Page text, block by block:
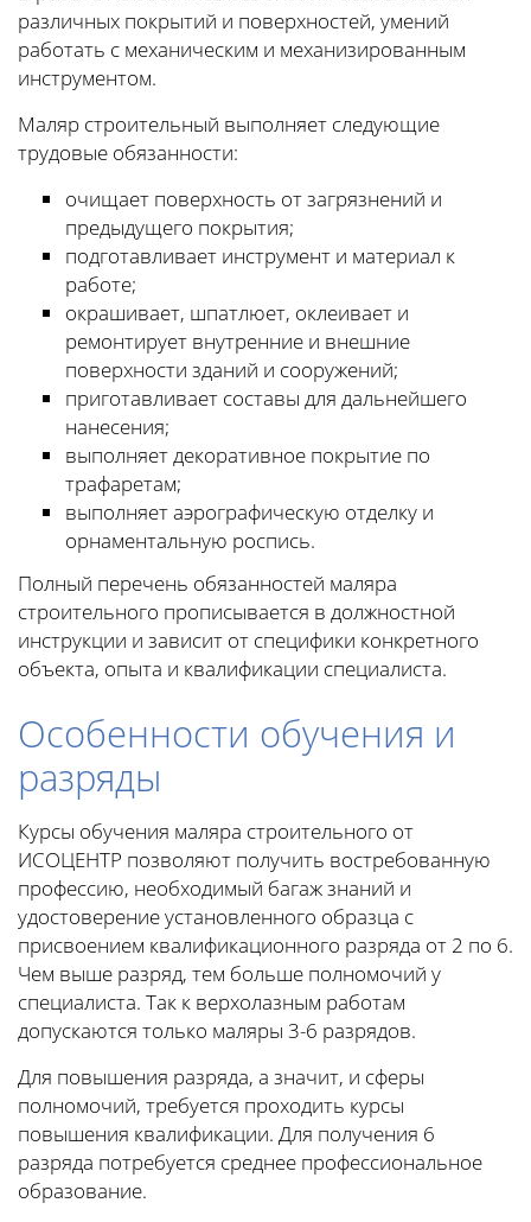
различных покрытий и поверхностей, умений
работать с механическим и механизированным
инструментом.
Маляр строительный выполняет следующие
трудовые обязанности:
очищает поверхность от загрязнений и
предыдущего покрытия;
подготавливает инструмент и материал к
работе;
окрашивает, шпатлюет, оклеивает и
ремонтирует внутренние и внешние
поверхности зданий и сооружений;
приготавливает составы для дальнейшего
нанесения;
выполняет декоративное покрытие по
трафаретам;
выполняет аэрографическую отделку и
орнаментальную роспись.
Полный перечень обязанностей маляра
строительного прописывается в должностной
инструкции и зависит от специфики конкретного
объекта, опыта и квалификации специалиста.
Особенности обучения и
разряды
Курсы обучения маляра строительного от
ИСОЦЕНТР позволяют получить востребованную
профессию, необходимый багаж знаний и
удостоверение установленного образца с
присвоением квалификационного разряда от 2 по 6.
Чем выше разряд, тем больше полномочий у
специалиста. Так к верхолазным работам
допускаются только маляры 3-6 разрядов.
Для повышения разряда, а значит, и сферы
полномочий, требуется проходить курсы
повышения квалификации. Для получения 6
разряда потребуется среднее профессиональное
образование.